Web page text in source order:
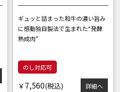
ギュッと詰まった和牛の濃い旨み
に感動独自製法で生まれた“発酵
熟成肉”
のし対応可
￥ 7,560 詳細へ